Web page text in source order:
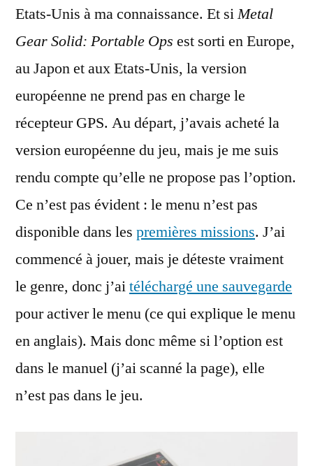
Etats-Unis à ma connaissance. Et siMetal
Gear Solid: Portable Ops est sorti en Europe,
au Japon et aux Etats-Unis, la version
européenne ne prend pas en charge le
récepteur GPS. Au départ, j’avais acheté la
version européenne du jeu, mais je me suis
rendu compte qu’elle ne propose pas l’option.
Ce n’est pas évident : le menu n’est pas
disponible dans les premières missions. J’ai
commencé à jouer, mais je déteste vraiment
le genre, donc j’aitéléchargé une sauvegarde
pour activer le menu (ce qui explique le menu
en anglais). Mais donc même si l’option est
dans le manuel (j’ai scanné la page), elle
n’est pas dans le jeu.